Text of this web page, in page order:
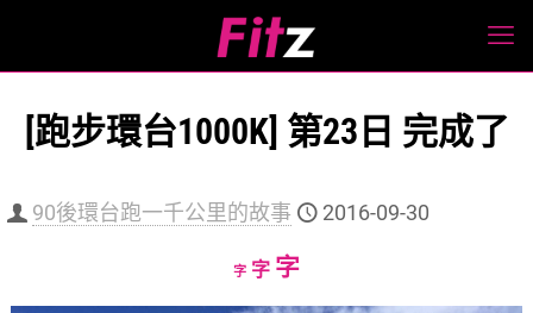
[跑步環台1000K] 第23日 完成了
90後環台跑一千公里的故事 2016-09-30
字Decrease
字Reset
字Increase